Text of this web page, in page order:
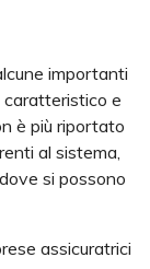
importanti
caratteristico e
è più riportato
al sistema,
si possono
assicuratrici